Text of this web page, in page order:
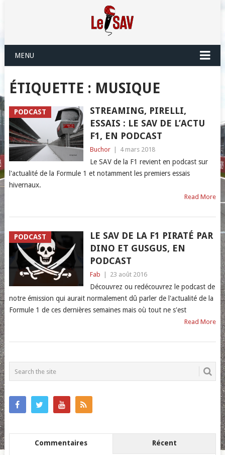
MENU
ÉTIQUETTE : MUSIQUE
PODCAST
STREAMING, PIRELLI,
ESSAIS : LE SAV DE L’ACTU
F1, EN PODCAST
Buchor 4 mars 2018
Le SAV de la F1 revient en podcast sur
l'actualité de la Formule 1 et notamment les premiers essais
hivernaux.
Read More
PODCAST
LE SAV DE LA F1 PIRATÉ PAR
DINO ET GUSGUS, EN
PODCAST
Fab 23 août 2016
Découvrez ou redécouvrez le podcast de
notre émission qui aurait normalement dû parler de l'actualité de la
Formule 1 de ces dernières semaines mais où tout ne s'est
Read More
POSTS
NAVIGATION
Commentaires Récent